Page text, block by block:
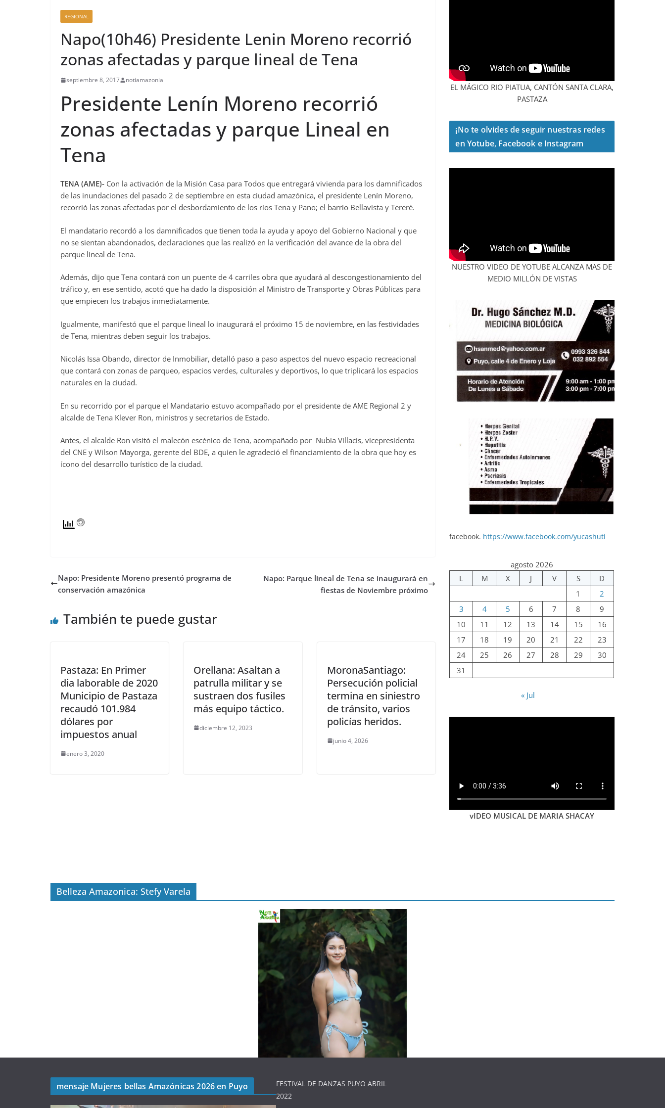
REGIONAL
Napo(10h46) Presidente Lenin Moreno recorrió
zonas afectadas y parque lineal de Tena
septiembre 8, 2017 notiamazonia
Presidente Lenín Moreno recorrió
zonas afectadas y parque Lineal en
Tena
TENA (AME)- Con la activación de la Misión Casa para Todos que entregará vivienda para los damnificados
de las inundaciones del pasado 2 de septiembre en esta ciudad amazónica, el presidente Lenín Moreno,
recorrió las zonas afectadas por el desbordamiento de los ríos Tena y Pano; el barrio Bellavista y Tereré.
El mandatario recordó a los damnificados que tienen toda la ayuda y apoyo del Gobierno Nacional y que
no se sientan abandonados, declaraciones que las realizó en la verificación del avance de la obra del
parque lineal de Tena.
Además, dijo que Tena contará con un puente de 4 carriles obra que ayudará al descongestionamiento del
tráfico y, en ese sentido, acotó que ha dado la disposición al Ministro de Transporte y Obras Públicas para
que empiecen los trabajos inmediatamente.
Igualmente, manifestó que el parque lineal lo inaugurará el próximo 15 de noviembre, en las festividades
de Tena, mientras deben seguir los trabajos.
Nicolás Issa Obando, director de Inmobiliar, detalló paso a paso aspectos del nuevo espacio recreacional
que contará con zonas de parqueo, espacios verdes, culturales y deportivos, lo que triplicará los espacios
naturales en la ciudad.
En su recorrido por el parque el Mandatario estuvo acompañado por el presidente de AME Regional 2 y
alcalde de Tena Klever Ron, ministros y secretarios de Estado.
Antes, el alcalde Ron visitó el malecón escénico de Tena, acompañado por Nubia Villacís, vicepresidenta
del CNE y Wilson Mayorga, gerente del BDE, a quien le agradeció el financiamiento de la obra que hoy es
ícono del desarrollo turístico de la ciudad.
Napo: Presidente Moreno presentó programa de
conservación amazónica
Napo: Parque lineal de Tena se inaugurará en
fiestas de Noviembre próximo
También te puede gustar
Pastaza: En Primer
dia laborable de 2020
Municipio de Pastaza
recaudó 101.984
dólares por
impuestos anual
enero 3, 2020
Orellana: Asaltan a
patrulla militar y se
sustraen dos fusiles
más equipo táctico.
diciembre 12, 2023
MoronaSantiago:
Persecución policial
termina en siniestro
de tránsito, varios
policías heridos.
junio 4, 2026
EL MÁGICO RIO PIATUA, CANTÓN SANTA CLARA,
PASTAZA
¡No te olvides de seguir nuestras redes
en Yotube, Facebook e Instagram
NUESTRO VIDEO DE YOTUBE ALCANZA MAS DE
MEDIO MILLÓN DE VISTAS
facebook. https://www.facebook.com/yucashuti
agosto 2026
L
M X J V S
D
1
2
3
4 5 6 7 8
9
10
11 12 13 14 15
16
17
18 19 20 21 22
23
24
25 26 27 28 29
30
31
« Jul
vIDEO MUSICAL DE MARIA SHACAY
Belleza Amazonica: Stefy Varela
mensaje Mujeres bellas Amazónicas 2026 en Puyo
FESTIVAL DE DANZAS PUYO ABRIL
2022